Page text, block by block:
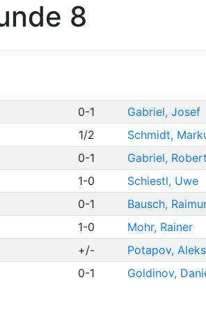
8
0-1
Gabriel, Josef
1/2
Schmidt,
0-1
Gabriel, Robert
1-0
Schiestl, Uwe
0-1
Bausch,
1-0
Mohr, Rainer
+/-
Potapov,
0-1 Goldinov,